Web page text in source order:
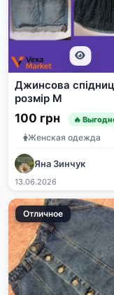
Джинсова
розмір М
100 грн 🔥
Женская одежда
Яна Зинчук
13.06.2026
Отличное